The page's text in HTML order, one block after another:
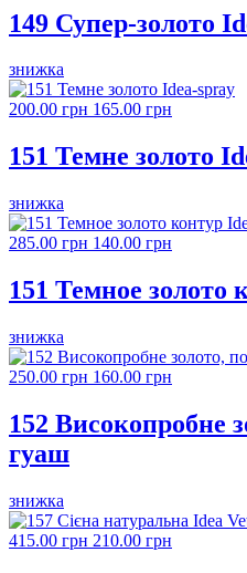
149 Супер-золото
знижка
200.00 грн 165.00 грн
151 Темне золото
знижка
285.00 грн 140.00 грн
151 Темное золото
знижка
250.00 грн 160.00 грн
152 Високопробне
гуаш
знижка
415.00 грн 210.00 грн